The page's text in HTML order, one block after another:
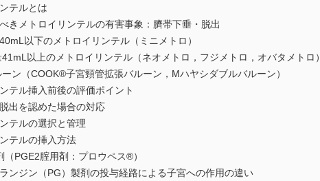
ルとは
トロイリンテルの有害事象：臍帯下垂・脱出
以下のメトロイリンテル（ミニメトロ）
以上のメトロイリンテル（ネオメトロ，フジメトロ，オバタメトロ）
COOK®子宮頸管拡張バルーン，Mハヤシダブルバルーン）
ル挿入前後の評価ポイント
を認めた場合の対応
ルの選択と管理
ルの挿入方法
PGE2腟用剤：プロウペス®）
ン（PG）製剤の投与経路による子宮への作用の違い